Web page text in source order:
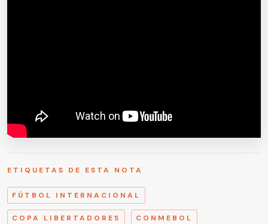
ETIQUETAS DE ESTA NOTA
FÚTBOL INTERNACIONAL
COPA LIBERTADORES CONMEBOL